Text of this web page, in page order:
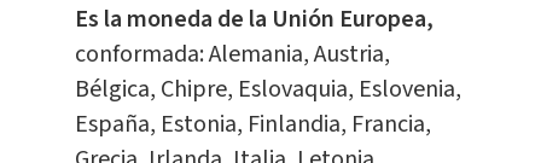
Es la moneda de la Unión Europea,
conformada: Alemania, Austria,
Bélgica, Chipre, Eslovaquia, Eslovenia,
España, Estonia, Finlandia, Francia,